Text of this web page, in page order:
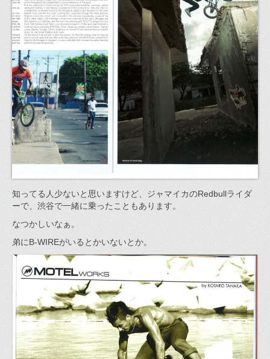
知ってる人少ないと思いますけど、ジャマイカのRedbullライダ
ーで、渋谷で一緒に乗ったこともあります。
なつかしいなぁ。
弟にB-WIREがいるとかいないとか。